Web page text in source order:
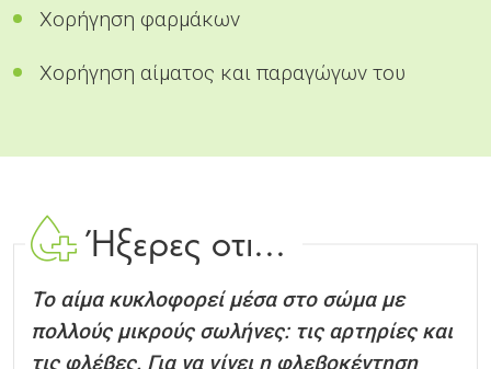
Χορήγηση φαρμάκων
Χορήγηση αίματος και παραγώγων του
Ήξερες οτι...
Το αίμα κυκλοφορεί μέσα στο σώμα με
πολλούς μικρούς σωλήνες: τις αρτηρίες και
τις φλέβες. Για να γίνει η φλεβοκέντηση